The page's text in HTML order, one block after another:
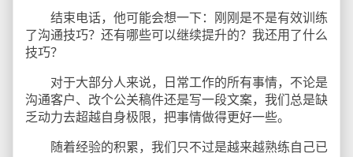
结束电话，他可能会想一下：刚刚是不是有效训练
了沟通技巧？还有哪些可以继续提升的？我还用了什么
技巧？
对于大部分人来说，日常工作的所有事情，不论是
沟通客户、改个公关稿件还是写一段文案，我们总是缺
乏动力去超越自身极限，把事情做得更好一些。
随着经验的积累，我们只不过是越来越熟练自己已